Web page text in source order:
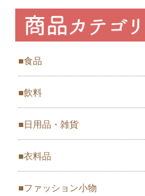
■食品
■飲料
■日用品・雑貨
■衣料品
■ファッション小物